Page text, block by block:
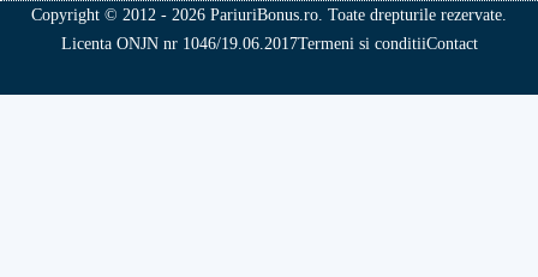
Copyright © 2012 - 2026 PariuriBonus.ro. Toate drepturile rezervate.
Licenta ONJN nr 1046/19.06.2017Termeni si conditiiContact